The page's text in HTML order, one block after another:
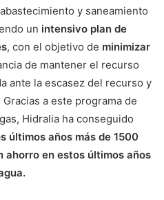
y saneamiento
un intensivo plan de
, con el objetivo de minimizar
de mantener el recurso
ante la escasez del recurso y
a este programa de
Hidralia ha conseguido
últimos años más de 1500
ahorro en estos últimos años